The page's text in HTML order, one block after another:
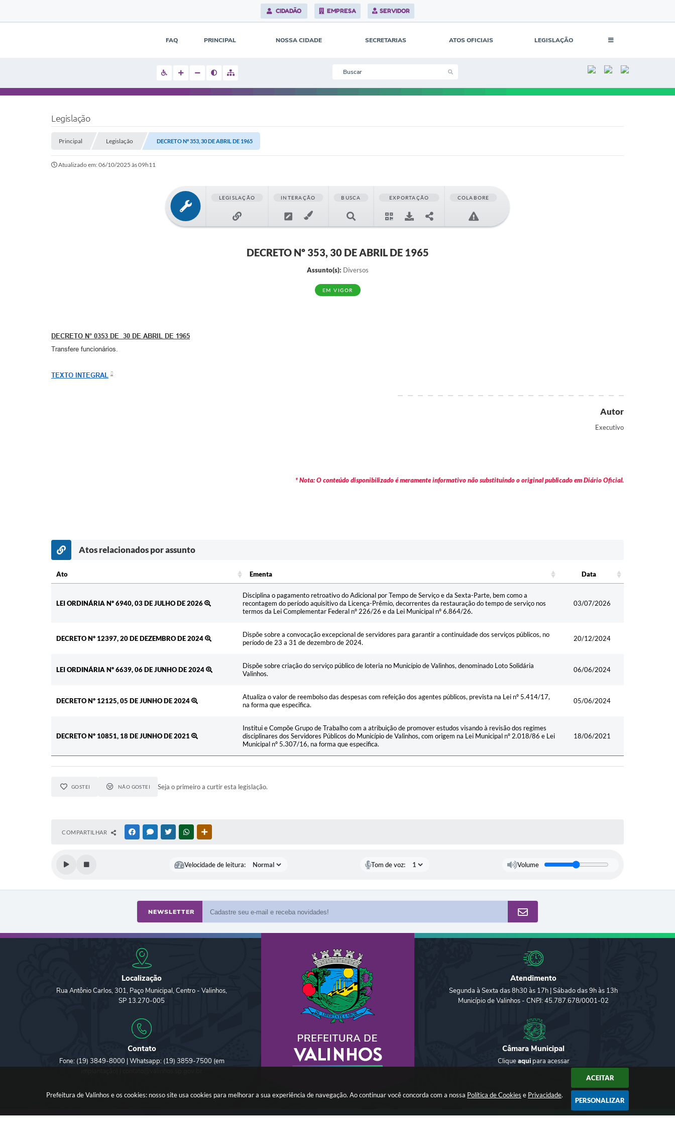
Prefeitura de Valinhos e os cookies: nosso site usa cookies para melhorar a sua experiência de navegação. Ao continuar você concorda com a nossa Política de Cookies e Privacidade.
ACEITAR
PERSONALIZAR
CIDADÃO EMPRESA SERVIDOR
FAQ PRINCIPAL NOSSA CIDADE SECRETARIAS ATOS OFICIAIS LEGISLAÇÃO
Legislação
Principal Legislação DECRETO Nº 353, 30 DE ABRIL DE 1965
Atualizado em: 06/10/2025 às 09h11
LEGISLAÇÃO INTERAÇÃO BUSCA EXPORTAÇÃO COLABORE
DECRETO Nº 353, 30 DE ABRIL DE 1965
Assunto(s): Diversos
EM VIGOR
DECRETO N° 0353 DE 30 DE ABRIL DE 1965
Transfere funcionários.
TEXTO INTEGRAL
Autor
Executivo
* Nota: O conteúdo disponibilizado é meramente informativo não substituindo o original publicado em Diário Oficial.
Atos relacionados por assunto
Ato Ementa
Data
LEI ORDINÁRIA Nº 6940, 03 DE JULHO DE 2026
Disciplina o pagamento retroativo do Adicional por Tempo de Serviço e da Sexta-Parte, bem como a
recontagem do período aquisitivo da Licença-Prêmio, decorrentes da restauração do tempo de serviço nos
termos da Lei Complementar Federal nº 226/26 e da Lei Municipal nº 6.864/26.
03/07/2026
DECRETO Nº 12397, 20 DE DEZEMBRO DE 2024
Dispõe sobre a convocação excepcional de servidores para garantir a continuidade dos serviços públicos, no
período de 23 a 31 de dezembro de 2024.
20/12/2024
LEI ORDINÁRIA Nº 6639, 06 DE JUNHO DE 2024
Dispõe sobre criação do serviço público de loteria no Município de Valinhos, denominado Loto Solidária
Valinhos.
06/06/2024
DECRETO Nº 12125, 05 DE JUNHO DE 2024
Atualiza o valor de reembolso das despesas com refeição dos agentes públicos, prevista na Lei nº 5.414/17,
na forma que especifica.
05/06/2024
DECRETO Nº 10851, 18 DE JUNHO DE 2021
Institui e Compõe Grupo de Trabalho com a atribuição de promover estudos visando à revisão dos regimes
disciplinares dos Servidores Públicos do Município de Valinhos, com origem na Lei Municipal nº 2.018/86 e Lei
Municipal nº 5.307/16, na forma que especifica.
18/06/2021
GOSTEI NÃO GOSTEI Seja o primeiro a curtir esta legislação.
COMPARTILHAR FACEBOOKMESSENGER
TWITTERWHATSAPP
Velocidade de leitura: Tom de voz: Volume
NEWSLETTER
Localização
Rua Antônio Carlos, 301, Paço Municipal, Centro - Valinhos,
SP 13.270-005
Contato
Fone: (19) 3849-8000 | Whatsapp: (19) 3859-7500 (em
Atendimento
Segunda à Sexta das 8h30 às 17h | Sábado das 9h às 13h
Município de Valinhos - CNPJ: 45.787.678/0001-02
Câmara Municipal
Cliqueaquipara acessar